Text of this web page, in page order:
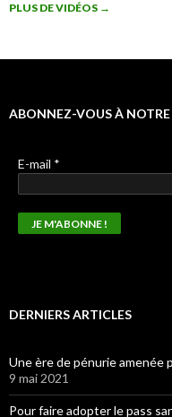
PLUS DE VIDÉOS →
ABONNEZ-VOUS À NOTRE
E-mail *
DERNIERS ARTICLES
Une ère de pénurie amenée
9 mai 2021
Pour faire adopter le pass